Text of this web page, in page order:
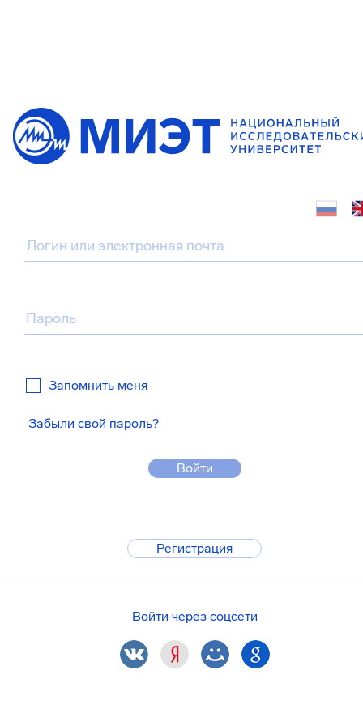
Запомнить меня
Забыли свой пароль?
Войти
Регистрация
Войти через соцсети